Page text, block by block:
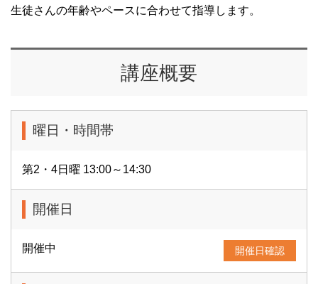
生徒さんの年齢やペースに合わせて指導します。
講座概要
曜日・時間帯
第2・4日曜 13:00～14:30
開催日
開催中 開催日確認